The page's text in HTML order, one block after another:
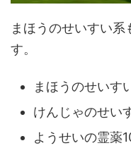
まほうのせいすい
す。
まほうのせいす
けんじゃのせい
ようせいの霊薬